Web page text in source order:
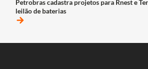
Petrobras cadastra projetos para Rnest e
leilão de baterias
arrow_forward